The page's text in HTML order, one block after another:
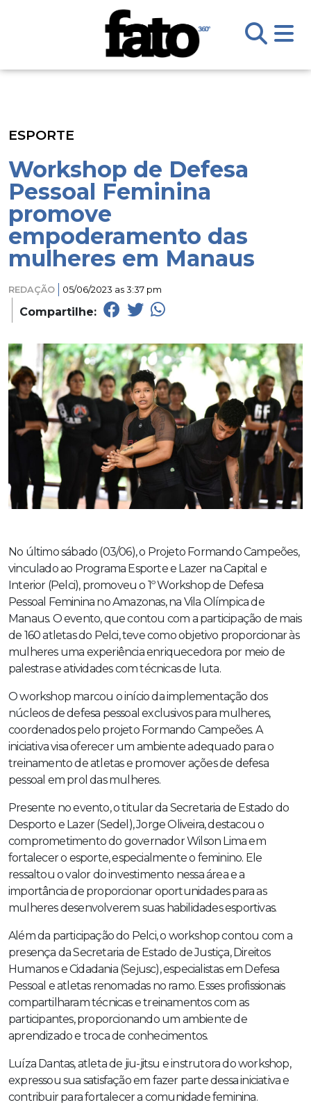
ESPORTE
Workshop de Defesa
Pessoal Feminina
promove
empoderamento das
mulheres em Manaus
REDAÇÃO 05/06/2023 as 3:37 pm
Compartilhe:
No último sábado (03/06), o Projeto Formando Campeões,
vinculado ao Programa Esporte e Lazer na Capital e
Interior (Pelci), promoveu o 1º Workshop de Defesa
Pessoal Feminina no Amazonas, na Vila Olímpica de
Manaus. O evento, que contou com a participação de mais
de 160 atletas do Pelci, teve como objetivo proporcionar às
mulheres uma experiência enriquecedora por meio de
palestras e atividades com técnicas de luta.
O workshop marcou o início da implementação dos
núcleos de defesa pessoal exclusivos para mulheres,
coordenados pelo projeto Formando Campeões. A
iniciativa visa oferecer um ambiente adequado para o
treinamento de atletas e promover ações de defesa
pessoal em prol das mulheres.
Presente no evento, o titular da Secretaria de Estado do
Desporto e Lazer (Sedel), Jorge Oliveira, destacou o
comprometimento do governador Wilson Lima em
fortalecer o esporte, especialmente o feminino. Ele
ressaltou o valor do investimento nessa área e a
importância de proporcionar oportunidades para as
mulheres desenvolverem suas habilidades esportivas.
Além da participação do Pelci, o workshop contou com a
presença da Secretaria de Estado de Justiça, Direitos
Humanos e Cidadania (Sejusc), especialistas em Defesa
Pessoal e atletas renomadas no ramo. Esses profissionais
compartilharam técnicas e treinamentos com as
participantes, proporcionando um ambiente de
aprendizado e troca de conhecimentos.
Luíza Dantas, atleta de jiu-jitsu e instrutora do workshop,
expressou sua satisfação em fazer parte dessa iniciativa e
contribuir para fortalecer a comunidade feminina.